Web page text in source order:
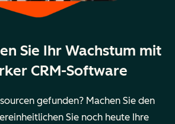
Sie Ihr Wachstum mit
CRM-Software
gefunden? Machen Sie den
Sie noch heute Ihre